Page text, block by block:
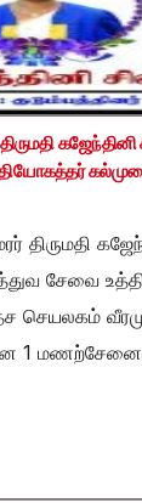
திருமதி
சேவை
செயலகம்
1